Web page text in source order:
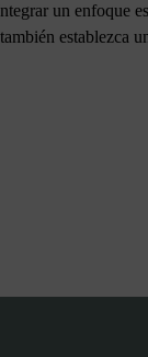
un enfoque
establezca